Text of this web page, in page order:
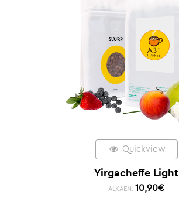
Quickview
Yirgacheffe Light
ALKAEN: 10,90€